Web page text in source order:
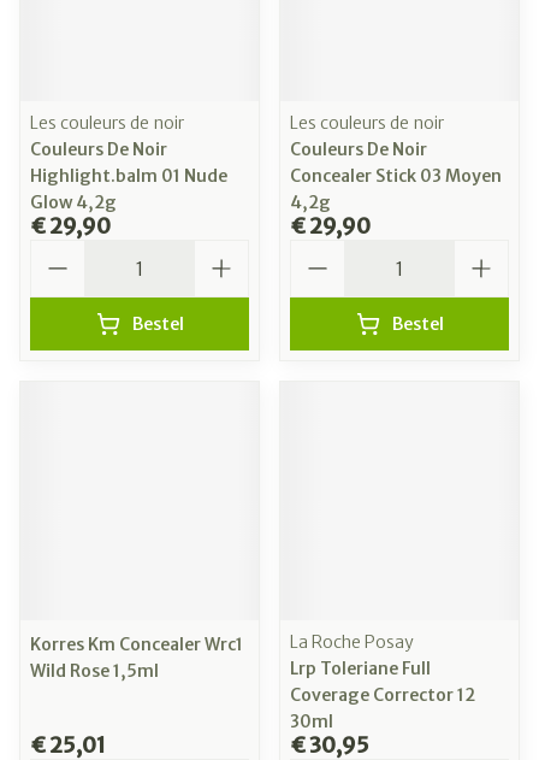
Les couleurs de noir
Couleurs De Noir
Highlight.balm 01 Nude
Glow 4,2g
€ 29,90
Bestel
Les couleurs de noir
Couleurs De Noir
Concealer Stick 03 Moyen
4,2g
€ 29,90
Bestel
Korres Km Concealer Wrc1
Wild Rose 1,5ml
€ 25,01
La Roche Posay
Lrp Toleriane Full
Coverage Corrector 12
30ml
€ 30,95